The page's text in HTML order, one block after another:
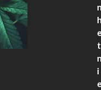
t
i